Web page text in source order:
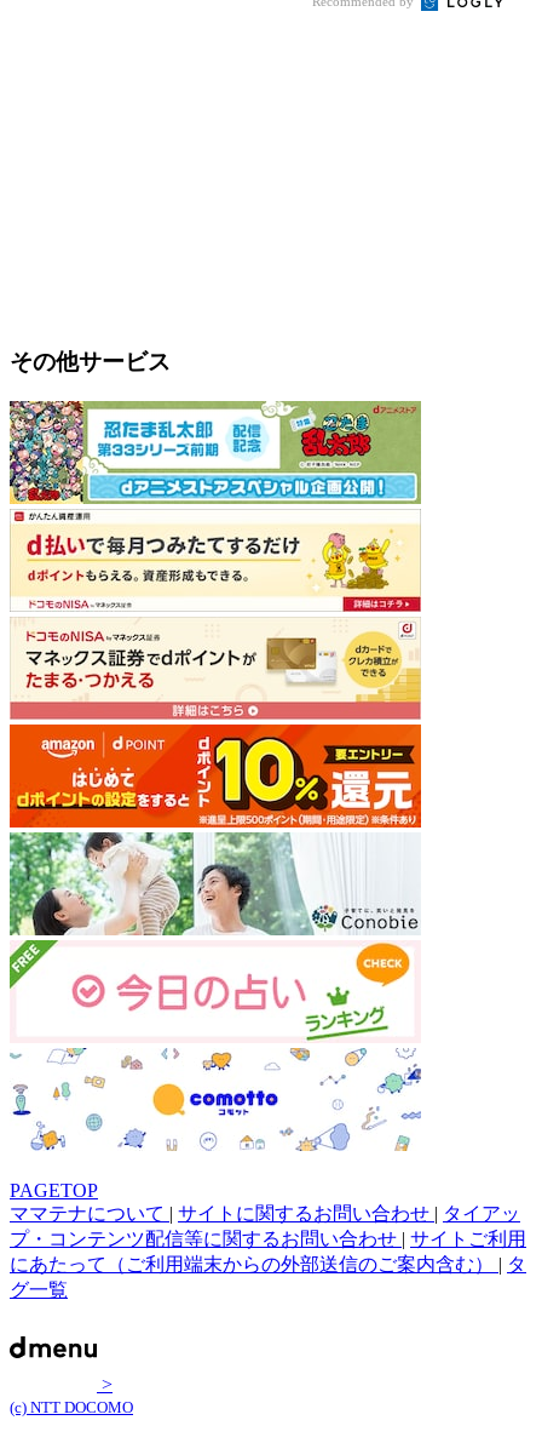
その他サービス
PAGETOP
ママテナについて | サイトに関するお問い合わせ | タイアッ
プ・コンテンツ配信等に関するお問い合わせ | サイトご利用
にあたって（ご利用端末からの外部送信のご案内含む） | タ
グ一覧
>
(c) NTT DOCOMO